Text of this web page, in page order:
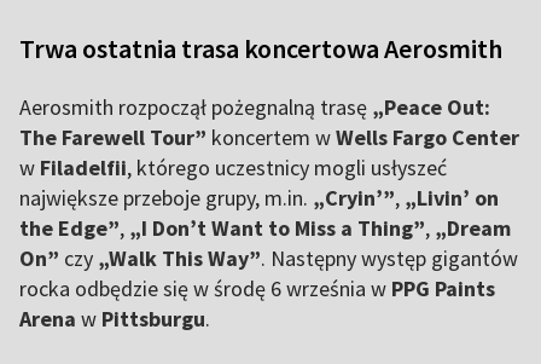
Trwa ostatnia trasa koncertowa Aerosmith
Aerosmith rozpoczął pożegnalną trasę „Peace Out:
The Farewell Tour” koncertem wWells Fargo Center
w Filadelfii, którego uczestnicy mogli usłyszeć
największe przeboje grupy, m.in. „Cryin’”, „Livin’ on
the Edge”, „I Don’t Want to Miss a Thing”, „Dream
On” czy „Walk This Way”. Następny występ gigantów
rocka odbędzie się w środę 6 września w PPG Paints
Arena w Pittsburgu.